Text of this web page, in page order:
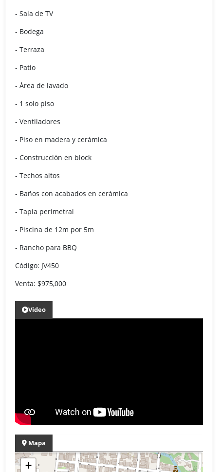
- Sala de TV
- Bodega
- Terraza
- Patio
- Área de lavado
- 1 solo piso
- Ventiladores
- Piso en madera y cerámica
- Construcción en block
- Techos altos
- Baños con acabados en cerámica
- Tapia perimetral
- Piscina de 12m por 5m
- Rancho para BBQ
Código: JV450
Venta: $975,000
Video
Mapa
+